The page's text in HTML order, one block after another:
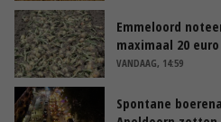
Emmeloord
maximaal 20 euro
VANDAAG, 14:59
Spontane